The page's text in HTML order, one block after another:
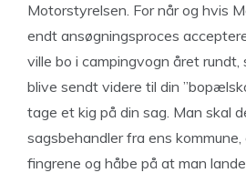
Motorstyrelsen. For når og hvis
endt ansøgningsproces
ville bo i campingvogn året
blive sendt videre til din
tage et kig på din sag. Man skal
sagsbehandler fra ens
fingrene og håbe på at man